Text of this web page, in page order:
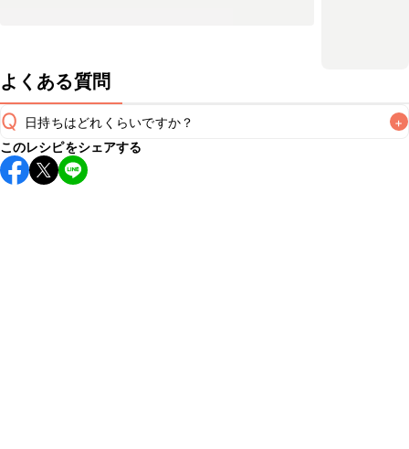
よくある質問
Q 日持ちはどれくらいですか？ +
保存期間は常温で翌日中が目安です。なるべくお早めにお召
し上がりください。
このレシピをシェアする